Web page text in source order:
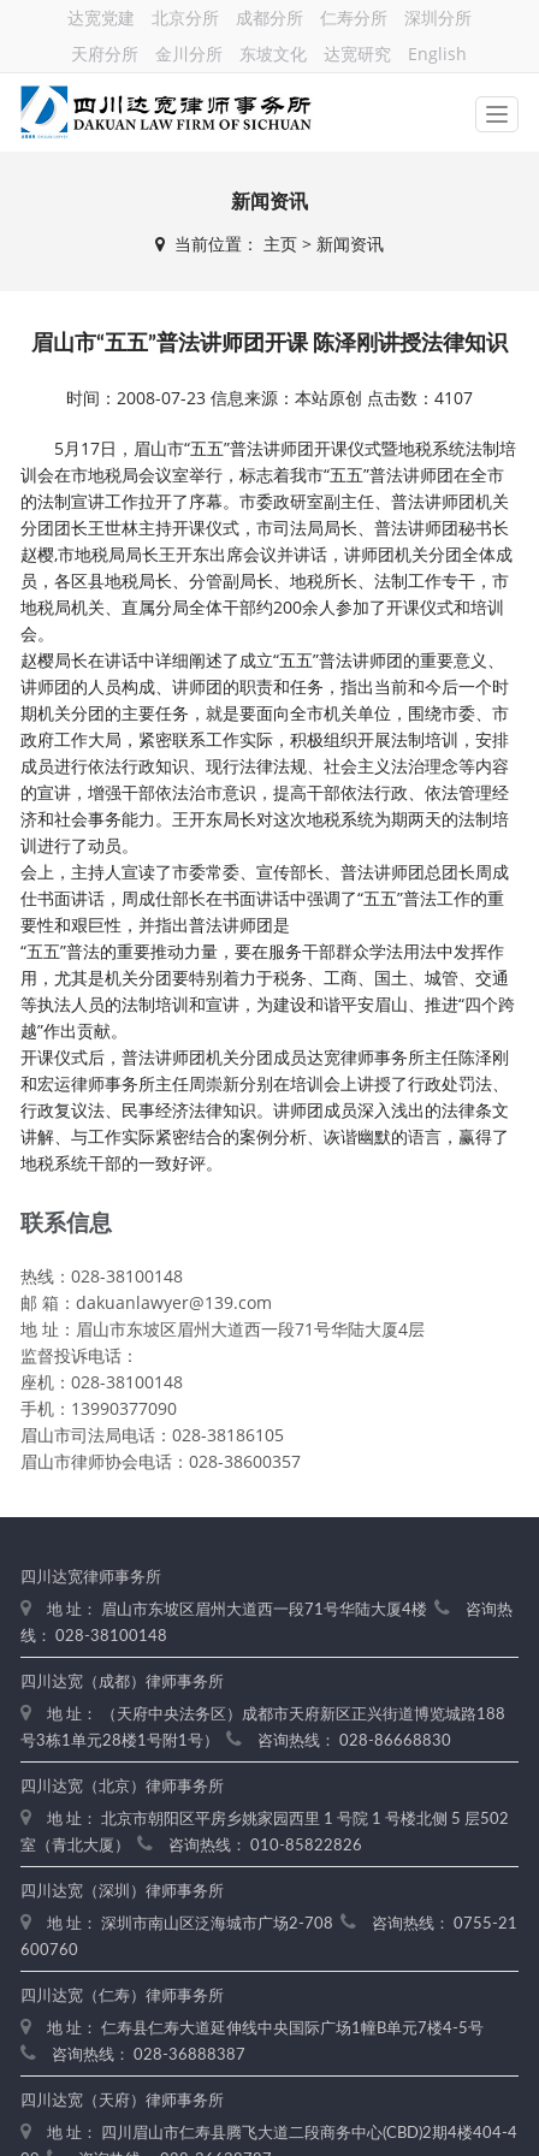
达宽党建 北京分所 成都分所 仁寿分所
深圳分所
天府分所
金川分所 东坡文化 达宽研究 English
新闻资讯
当前位置： 主页> 新闻资讯
眉山市“五五”普法讲师团开课 陈泽刚讲授法律知识
时间：2008-07-23 信息来源：本站原创 点击数：4107
5月17日，眉山市“五五”普法讲师团开课仪式暨地税系统法制培
训会在市地税局会议室举行，标志着我市“五五”普法讲师团在全市
的法制宣讲工作拉开了序幕。市委政研室副主任、普法讲师团机关
分团团长王世林主持开课仪式，市司法局局长、普法讲师团秘书长
赵樱,市地税局局长王开东出席会议并讲话，讲师团机关分团全体成
员，各区县地税局长、分管副局长、地税所长、法制工作专干，市
地税局机关、直属分局全体干部约200余人参加了开课仪式和培训
会。
赵樱局长在讲话中详细阐述了成立“五五”普法讲师团的重要意义、
讲师团的人员构成、讲师团的职责和任务，指出当前和今后一个时
期机关分团的主要任务，就是要面向全市机关单位，围绕市委、市
政府工作大局，紧密联系工作实际，积极组织开展法制培训，安排
成员进行依法行政知识、现行法律法规、社会主义法治理念等内容
的宣讲，增强干部依法治市意识，提高干部依法行政、依法管理经
济和社会事务能力。王开东局长对这次地税系统为期两天的法制培
训进行了动员。
会上，主持人宣读了市委常委、宣传部长、普法讲师团总团长周成
仕书面讲话，周成仕部长在书面讲话中强调了“五五”普法工作的重
要性和艰巨性，并指出普法讲师团是
“五五”普法的重要推动力量，要在服务干部群众学法用法中发挥作
用，尤其是机关分团要特别着力于税务、工商、国土、城管、交通
等执法人员的法制培训和宣讲，为建设和谐平安眉山、推进“四个跨
越”作出贡献。
开课仪式后，普法讲师团机关分团成员达宽律师事务所主任陈泽刚
和宏运律师事务所主任周崇新分别在培训会上讲授了行政处罚法、
行政复议法、民事经济法律知识。讲师团成员深入浅出的法律条文
讲解、与工作实际紧密结合的案例分析、诙谐幽默的语言，赢得了
地税系统干部的一致好评。
联系信息
热线：028-38100148
邮 箱：dakuanlawyer@139.com
地 址：眉山市东坡区眉州大道西一段71号华陆大厦4层
监督投诉电话：
座机：028-38100148
手机：13990377090
眉山市司法局电话：028-38186105
眉山市律师协会电话：028-38600357
四川达宽律师事务所
地 址： 眉山市东坡区眉州大道西一段71号华陆大厦4楼
咨询热
线： 028-38100148
四川达宽（成都）律师事务所
地 址： （天府中央法务区）成都市天府新区正兴街道博览城路188
号3栋1单元28楼1号附1号）
咨询热线： 028-86668830
四川达宽（北京）律师事务所
地 址： 北京市朝阳区平房乡姚家园西里 1 号院 1 号楼北侧 5 层502
室（青北大厦）
咨询热线： 010-85822826
四川达宽（深圳）律师事务所
地 址： 深圳市南山区泛海城市广场2-708
咨询热线： 0755-21
600760
四川达宽（仁寿）律师事务所
地 址： 仁寿县仁寿大道延伸线中央国际广场1幢B单元7楼4-5号
咨询热线： 028-36888387
四川达宽（天府）律师事务所
地 址： 四川眉山市仁寿县腾飞大道二段商务中心(CBD)2期4楼404-4